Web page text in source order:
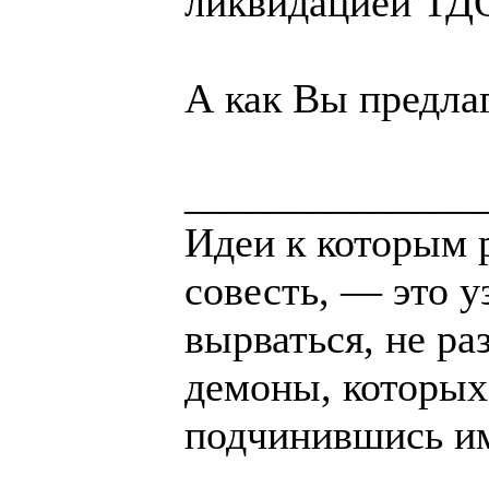
А как Вы
Идеи к которым
совесть, — это
вырваться, не
демоны,
подчинившись